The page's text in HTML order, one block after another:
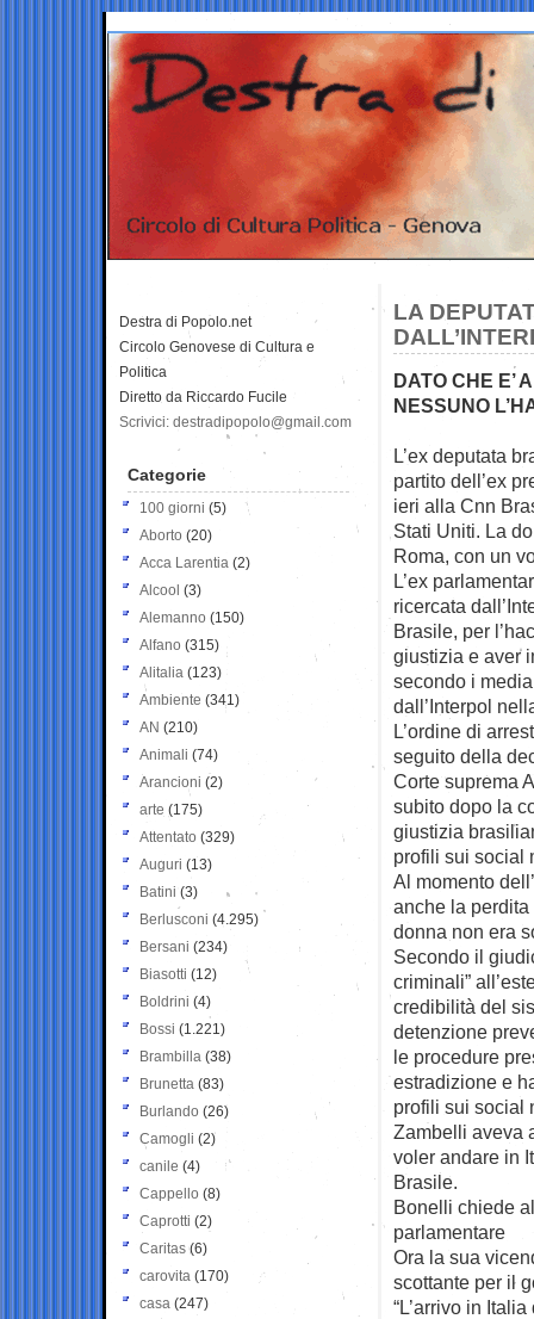
LA
DATO CHE E’
NESSUNO
L’ex deputata
partitodell’ex
ieri alla Cnn
Stati Uniti. La
Roma, con un
L’ex
ricercata
Brasile, per
giustizia e aver
secondo i
dall’Interpol
L’ordine di
seguito della
Corte suprema
subito dopo la
giustizia
profili sui social
Al momento
anche la
donna non era
Secondo il
criminali”
credibilità del
detenzione
le procedure
estradizione e
profili sui social
Zambelli aveva
voler andare in
Brasile.
Bonelli chiede
parlamentare
Ora la sua
scottante per il
“L’arrivo in
Destra di Popolo.net
Circolo Genovese di Cultura e
Politica
Diretto da Riccardo Fucile
Scrivici: destradipopolo@gmail.com
Categorie
100 giorni (5)
Aborto (20)
Acca Larentia (2)
Alcool (3)
Alemanno (150)
Alfano (315)
Alitalia (123)
Ambiente (341)
AN (210)
Animali (74)
Arancioni (2)
arte (175)
Attentato (329)
Auguri (13)
Batini (3)
Berlusconi (4.295)
Bersani (234)
Biasotti (12)
Boldrini (4)
Bossi (1.221)
Brambilla (38)
Brunetta (83)
Burlando (26)
Camogli (2)
canile (4)
Cappello (8)
Caprotti (2)
Caritas (6)
carovita (170)
casa (247)